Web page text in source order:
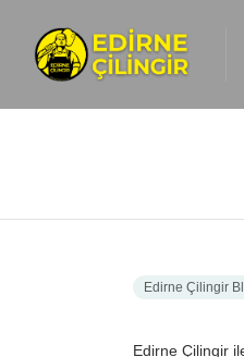
Edirne Çilingir
Edirne Çilingir